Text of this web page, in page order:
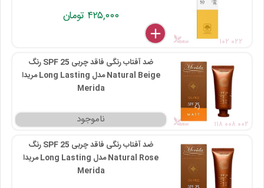
۴۲۵,۰۰۰ تومان
delete
remove
add
۱۰۲ ۰۲۲
ضد آفتاب رنگی فاقد چربی SPF 25 رنگ
Natural Beige مدل Long Lasting مریدا
Merida
۱۱۸ ۰۰۸ ۰۰۲
ضد آفتاب رنگی فاقد چربی SPF 25 رنگ
Natural Rose مدل Long Lasting مریدا
Merida